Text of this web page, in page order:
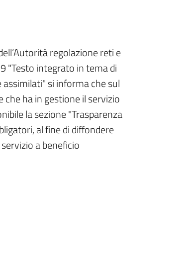
regolazione reti e
"Testo integrato in tema di
si informa che sul
che ha in gestione il servizio
la sezione "Trasparenza
al fine di diffondere
a beneficio